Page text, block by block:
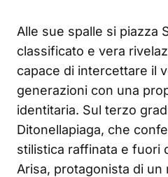
Alle sue spalle si piazza
classificato e vera
capace di intercettare il
generazioni con una
identitaria. Sul terzo
Ditonellapiaga, che
stilistica raffinata e fuori
Arisa, protagonista di